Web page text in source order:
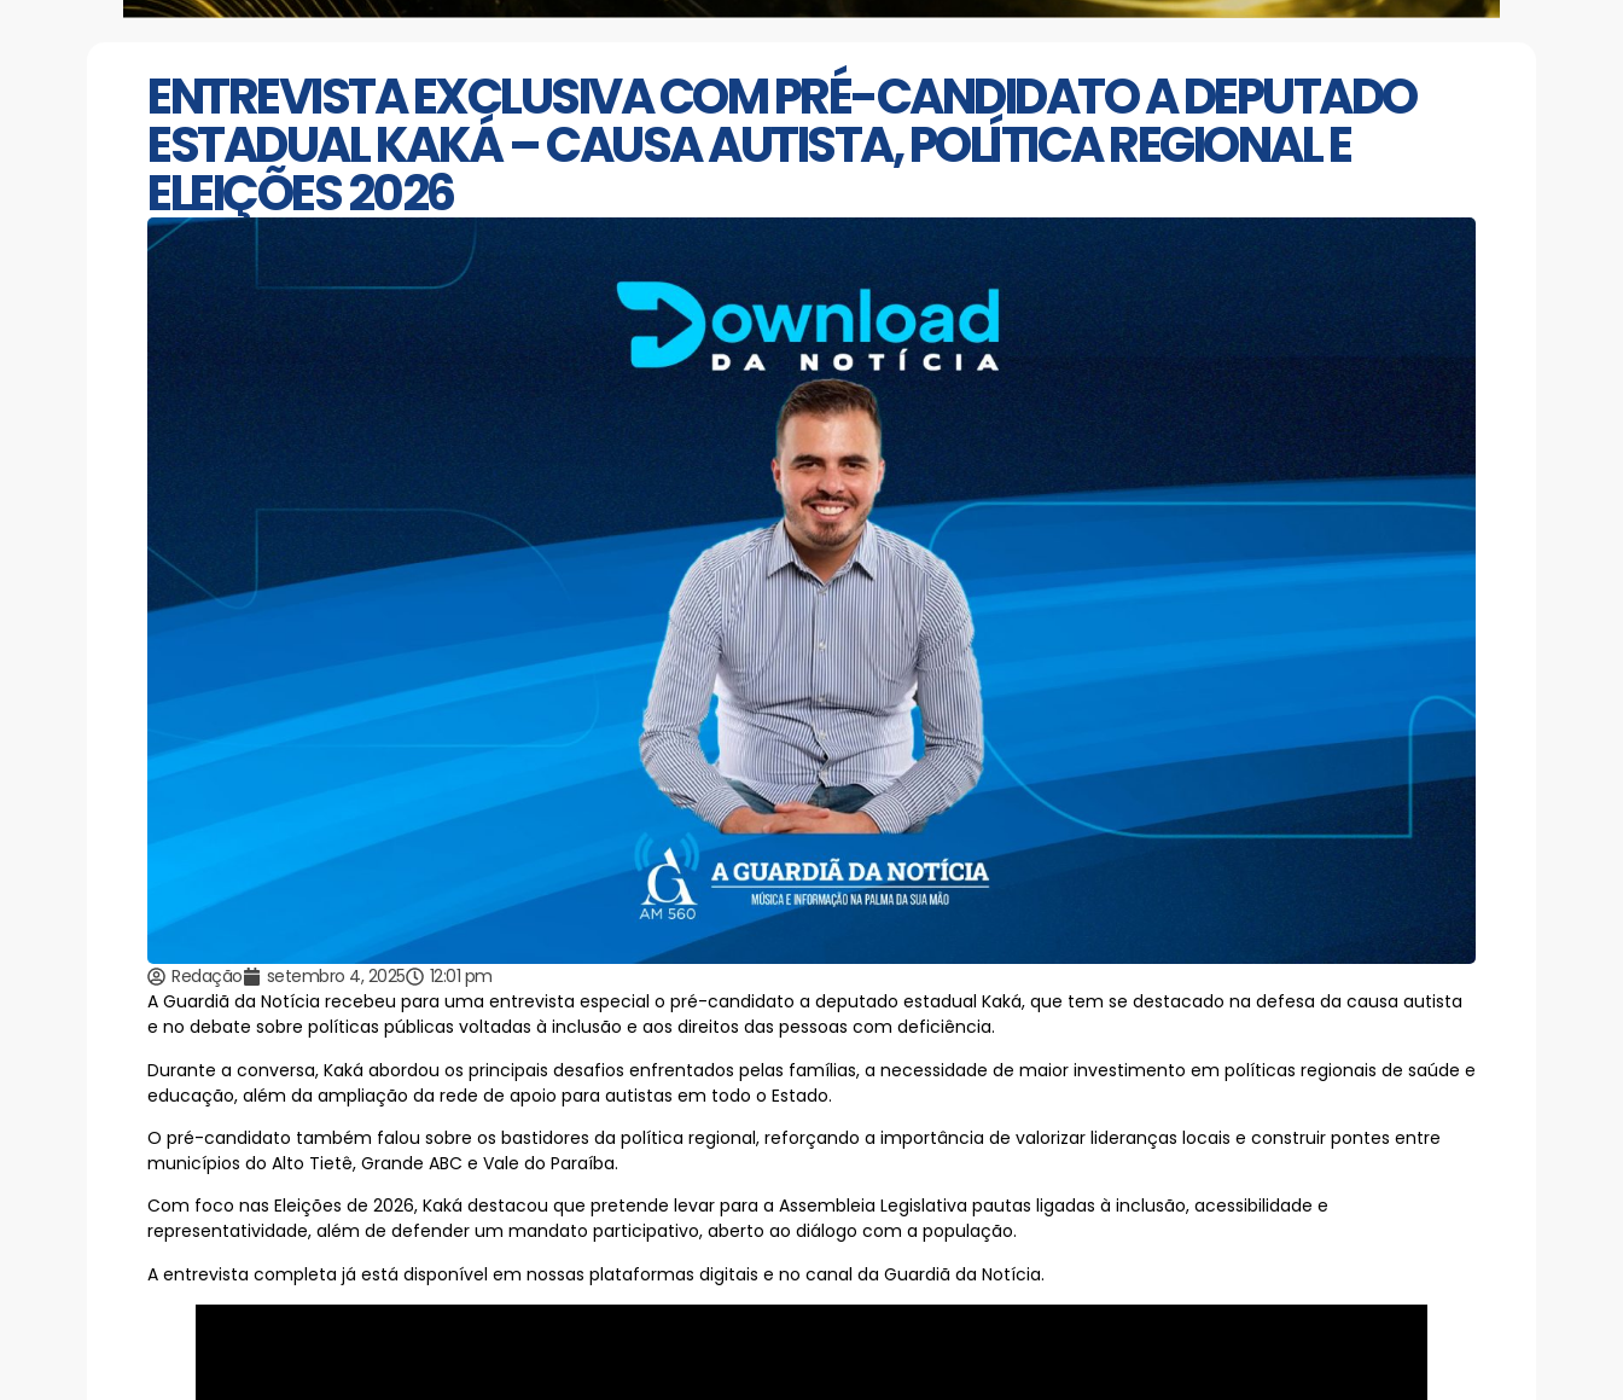
ENTREVISTA EXCLUSIVA COM PRÉ-CANDIDATO A DEPUTADO
ESTADUAL KAKÁ – CAUSA AUTISTA, POLÍTICA REGIONAL E
ELEIÇÕES 2026
Redação setembro 4, 2025
12:01 pm
A Guardiã da Notícia recebeu para uma entrevista especial o pré-candidato a deputado estadual Kaká, que tem se destacado na defesa da causa autista
e no debate sobre políticas públicas voltadas à inclusão e aos direitos das pessoas com deficiência.
Durante a conversa, Kaká abordou os principais desafios enfrentados pelas famílias, a necessidade de maior investimento em políticas regionais de saúde e
educação, além da ampliação da rede de apoio para autistas em todo o Estado.
O pré-candidato também falou sobre os bastidores da política regional, reforçando a importância de valorizar lideranças locais e construir pontes entre
municípios do Alto Tietê, Grande ABC e Vale do Paraíba.
Com foco nas Eleições de 2026, Kaká destacou que pretende levar para a Assembleia Legislativa pautas ligadas à inclusão, acessibilidade e
representatividade, além de defender um mandato participativo, aberto ao diálogo com a população.
A entrevista completa já está disponível em nossas plataformas digitais e no canal da Guardiã da Notícia.